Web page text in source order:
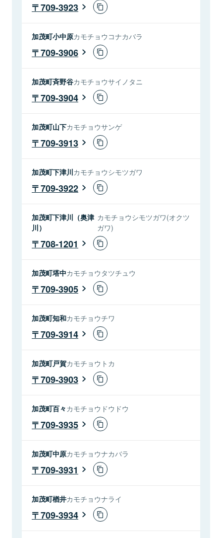
709-3923
加茂町小中原カモチョウコナカバラ
709-3906
加茂町斉野谷カモチョウサイノタニ
709-3904
加茂町山下カモチョウサンゲ
709-3913
加茂町下津川カモチョウシモツガワ
709-3922
加茂町下津川（奥津
川）
カモチョウシモツガワ(オクツ
ガワ)
708-1201
加茂町塔中カモチョウタツチュウ
709-3905
加茂町知和カモチョウチワ
709-3914
加茂町戸賀カモチョウトカ
709-3903
加茂町百々カモチョウドウドウ
709-3935
加茂町中原カモチョウナカバラ
709-3931
加茂町楢井カモチョウナライ
709-3934